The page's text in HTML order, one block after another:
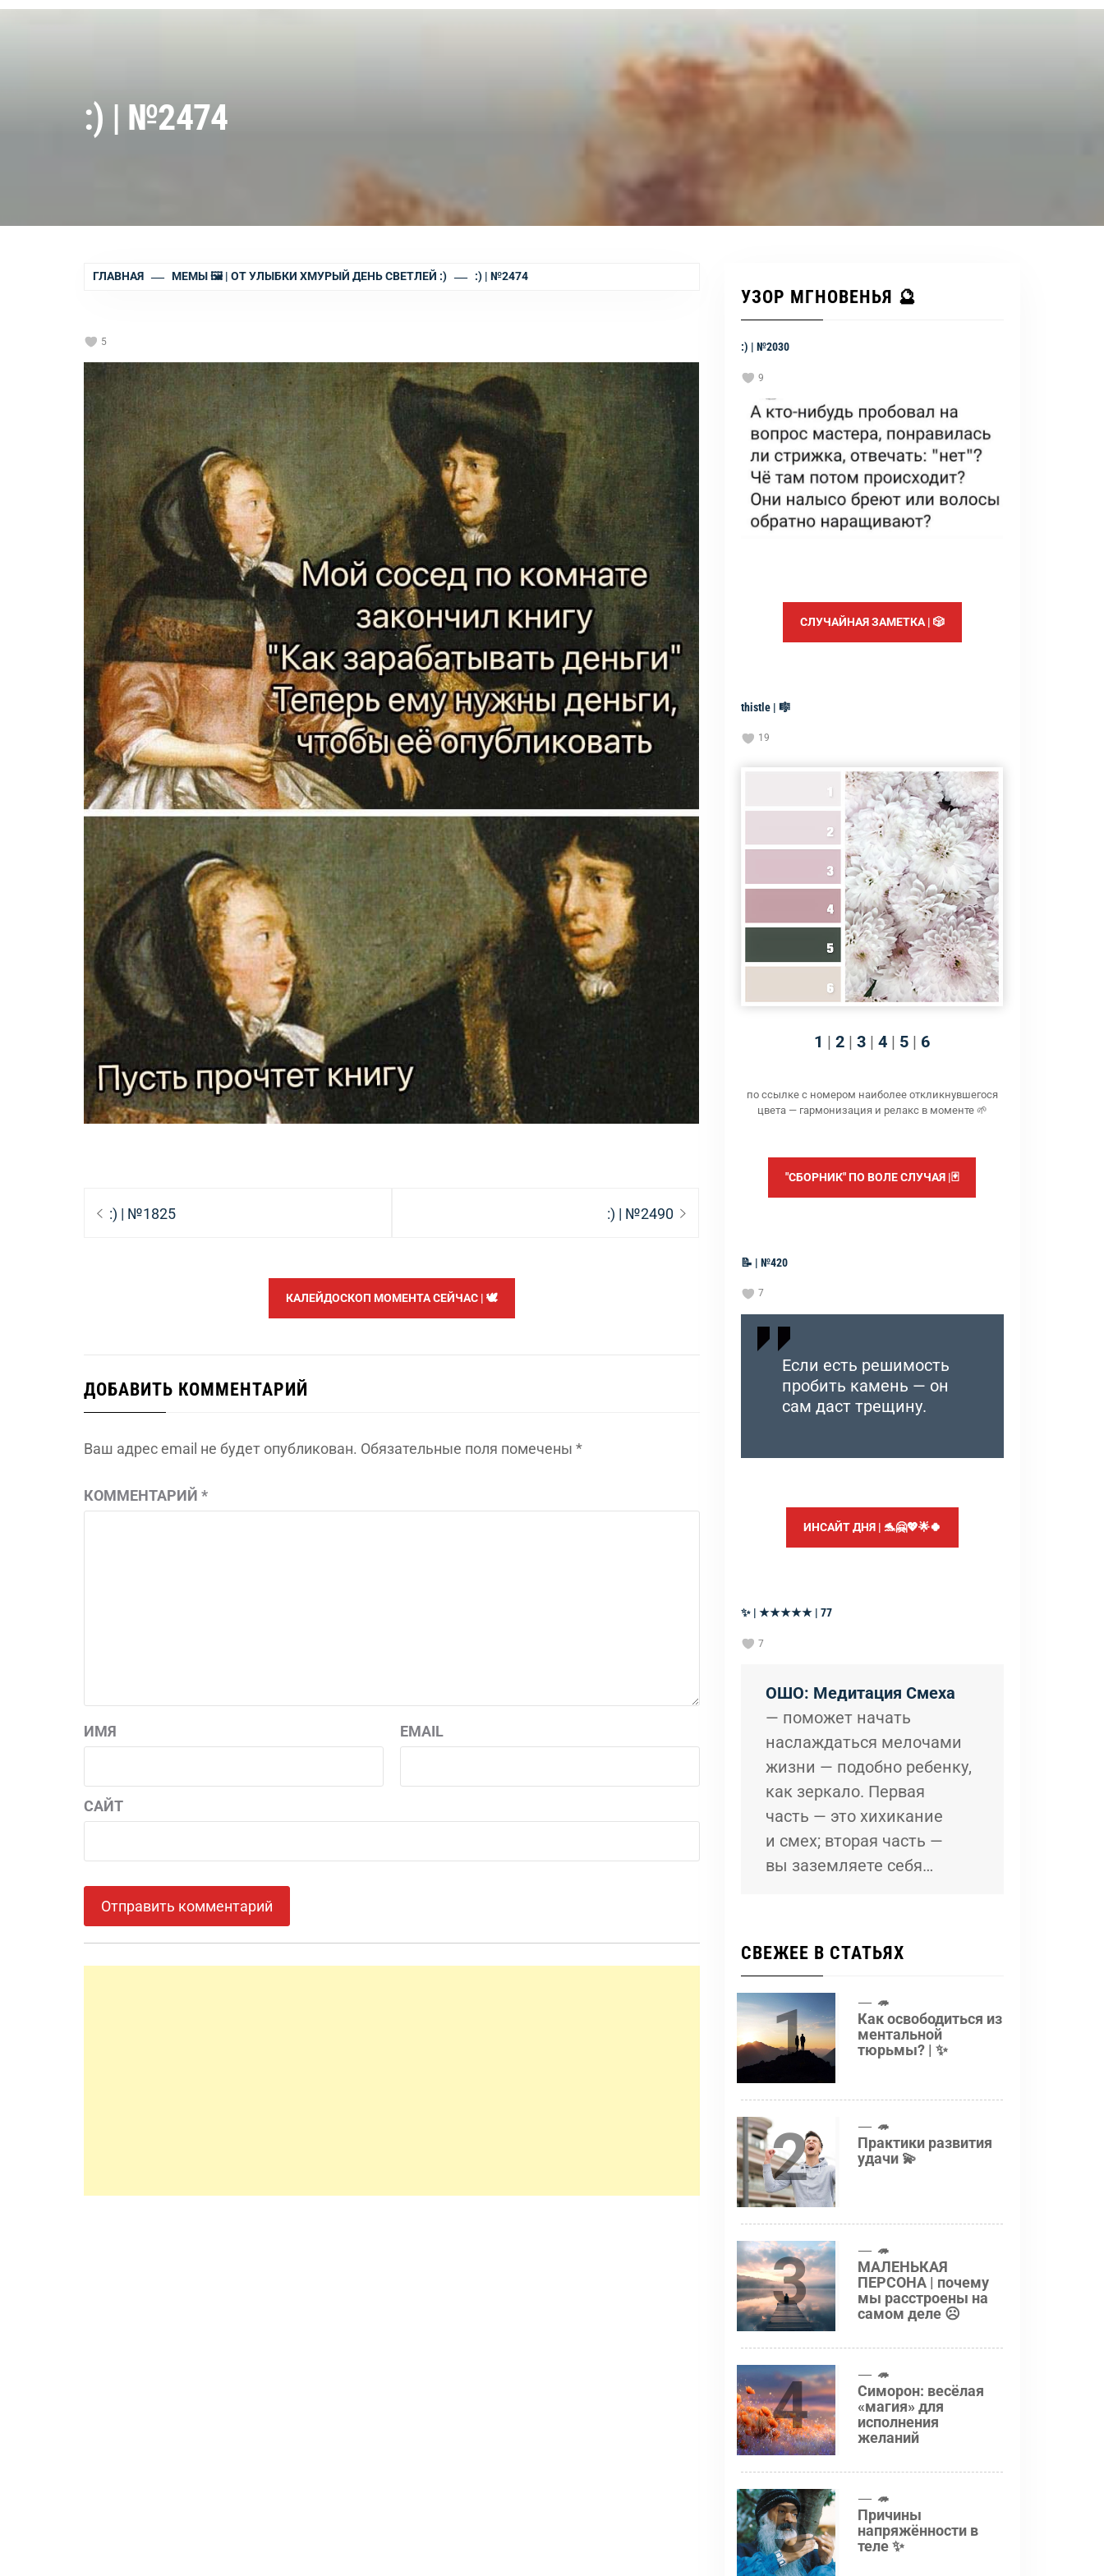
:) | №2474
ГЛАВНАЯ МЕМЫ 🖼 | ОТ УЛЫБКИ ХМУРЫЙ ДЕНЬ СВЕТЛЕЙ :) :) | №2474
5
Навигация
по
Предыдущая
:) | №1825
Следующая
:) | №2490
КАЛЕЙДОСКОП МОМЕНТА СЕЙЧАС | 🕊️
ДОБАВИТЬ КОММЕНТАРИЙ
Ваш адрес email не будет опубликован. Обязательные поля помечены *
КОММЕНТАРИЙ *
ИМЯ EMAIL
САЙТ
УЗОР МГНОВЕНЬЯ 🔮
:) | №2030
9
СЛУЧАЙНАЯ ЗАМЕТКА | 🎲
thistle | 🎼
19
1 |2 |3 |4 | 5 | 6
по ссылке с номером наиболее откликнувшегося
цвета — гармонизация и релакс в моменте 🌱
"СБОРНИК" ПО ВОЛЕ СЛУЧАЯ |🃏
📝 | №420
7
Если есть решимость
пробить камень — он
сам даст трещину.
ИНСАЙТ ДНЯ | 🐬🤗💖🌟🍀
✨ | ★★★★★ | 77
7
ОШО: Медитация Смеха
— поможет начать
наслаждаться мелочами
жизни — подобно ребенку,
как зеркало. Первая
часть — это хихикание
и смех; вторая часть —
вы заземляете себя…
СВЕЖЕЕ В СТАТЬЯХ
1 🦔
Как освободиться из
ментальной
тюрьмы? | ✨
2 🦔
Практики развития
удачи 💫
3 🦔
МАЛЕНЬКАЯ
ПЕРСОНА | почему
мы расстроены на
самом деле ☹️
4 🦔
Симорон: весёлая
«магия» для
исполнения
желаний
5 🦔
Причины
напряжённости в
теле ✨